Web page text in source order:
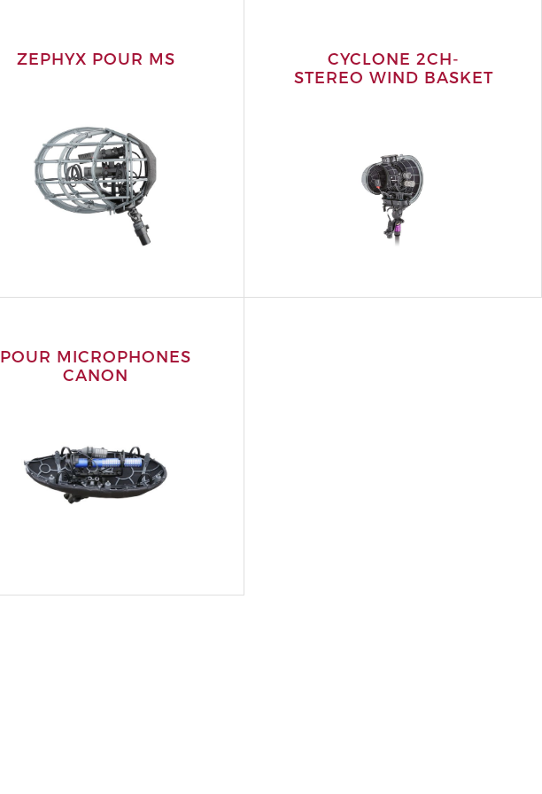
ZEPHYX POUR MS
CYCLONE 2CH-
STEREO WIND BASKET
POUR MICROPHONES
CANON